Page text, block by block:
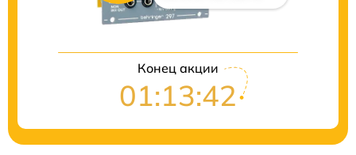
Конец акции
01:13:41